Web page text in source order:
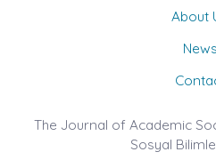
About
News
The Journal of Academic
Sosyal